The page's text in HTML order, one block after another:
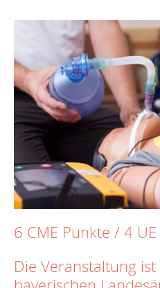
6 CME Punkte / 4 UE
Die Veranstaltung